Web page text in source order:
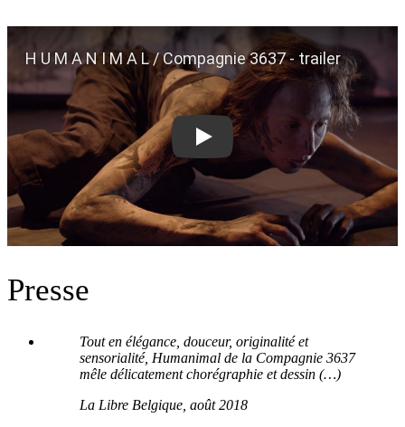
Play
Presse
Tout en élégance, douceur, originalité et
sensorialité, Humanimal de la Compagnie 3637
mêle délicatement chorégraphie et dessin (…)
La Libre Belgique, août 2018